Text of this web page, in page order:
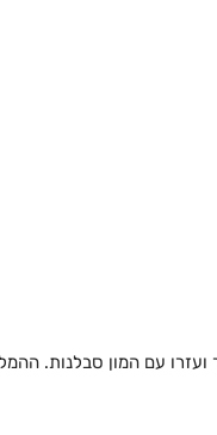
ועזרו עם המון